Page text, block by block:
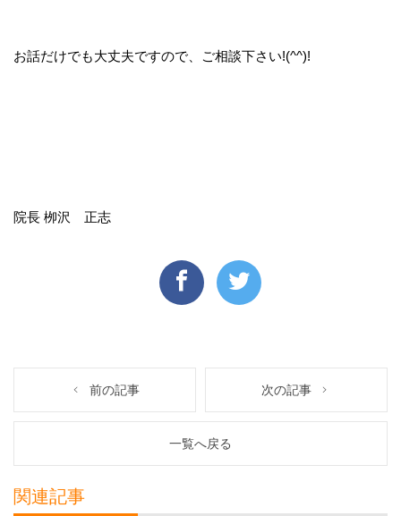
お話だけでも大丈夫ですので、ご相談下さい!(^^)!
院長 栁沢 正志
前の記事 次の記事
一覧へ戻る
関連記事